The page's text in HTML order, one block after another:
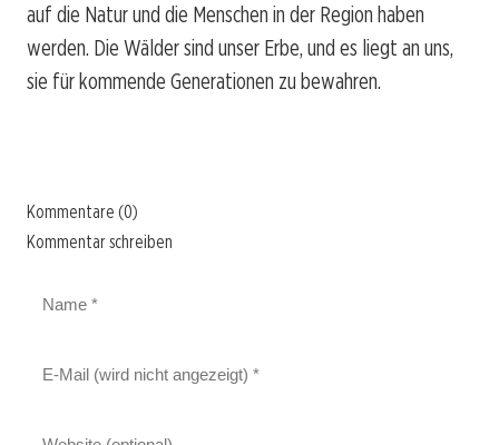
auf die Natur und die Menschen in der Region haben
werden. Die Wälder sind unser Erbe, und es liegt an uns,
sie für kommende Generationen zu bewahren.
Kommentare (0)
Kommentar schreiben